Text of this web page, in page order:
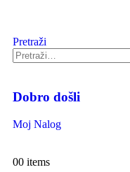
Pretraži
Dobro došli
Moj Nalog
00 items